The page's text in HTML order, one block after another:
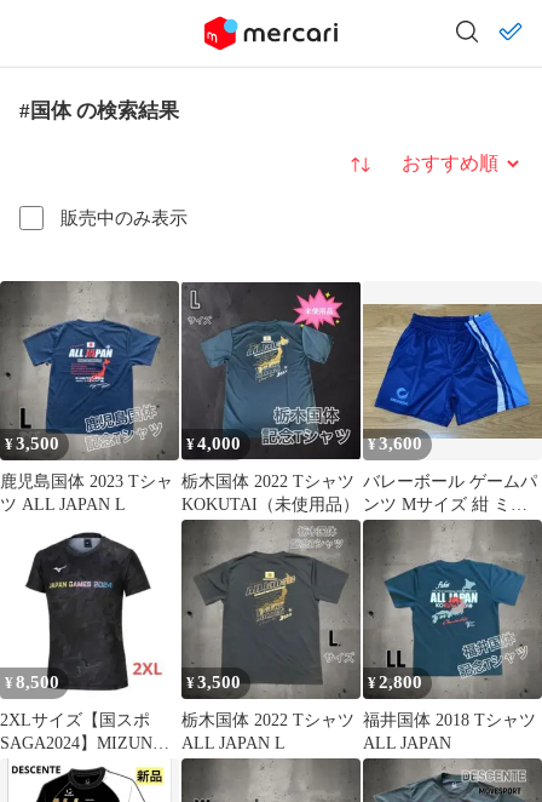
#国体 の検索結果
販売中のみ表示
並び替え
¥3,500
鹿児島国体 2023 Tシャ
ツ ALL JAPAN L
¥4,000
栃木国体 2022 Tシャツ
KOKUTAI（未使用品）
¥3,600
バレーボール ゲームパ
ンツ Mサイズ 紺 ミレ
グラ 国体 インターハイ
天皇杯
¥ 8,500
2XLサイズ【国スポ
SAGA2024】MIZUNO
限定品 Ｔシャツ 国体
¥3,500
栃木国体 2022 Tシャツ
ALL JAPAN L
¥2,800
福井国体 2018 Tシャツ
ALL JAPAN